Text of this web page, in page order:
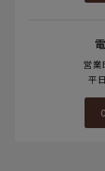
営業
平